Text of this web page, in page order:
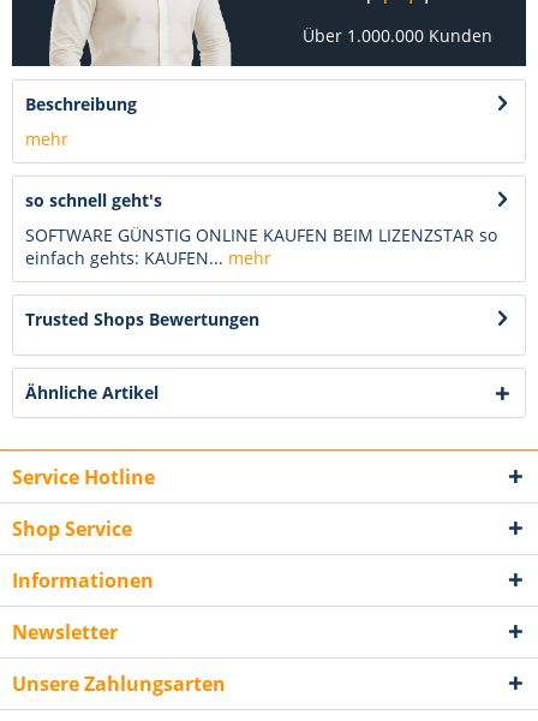
Über 1.000.000 Kunden
Beschreibung
mehr
so schnell geht's
SOFTWARE GÜNSTIG ONLINE KAUFEN BEIM LIZENZSTAR so
einfach gehts: KAUFEN... mehr
Trusted Shops Bewertungen
Ähnliche Artikel
Service Hotline
Shop Service
Informationen
Newsletter
Unsere Zahlungsarten